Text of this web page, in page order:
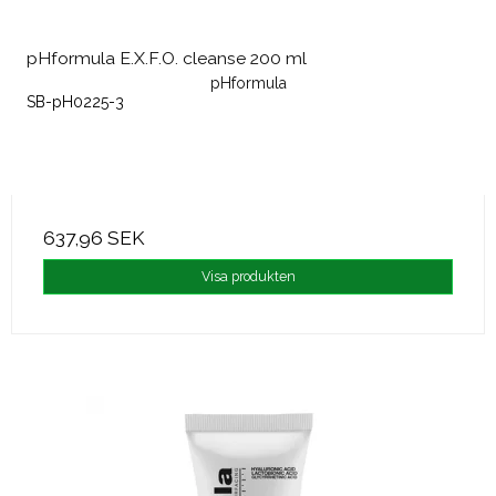
pHformula E.X.F.O. cleanse 200 ml
pHformula
SB-pH0225-3
637,96 SEK
Visa produkten